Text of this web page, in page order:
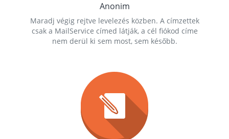
Anonim
Maradj végig rejtve levelezés közben. A címzettek
csak a MailService címed látják, a cél fiókod címe
nem derül ki sem most, sem később.